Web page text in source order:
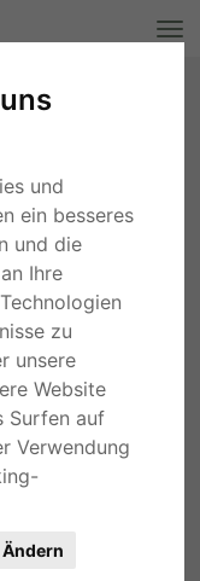
und
ein besseres
und die
Ihre
zu
unsere
Website
Surfen auf
Verwendung